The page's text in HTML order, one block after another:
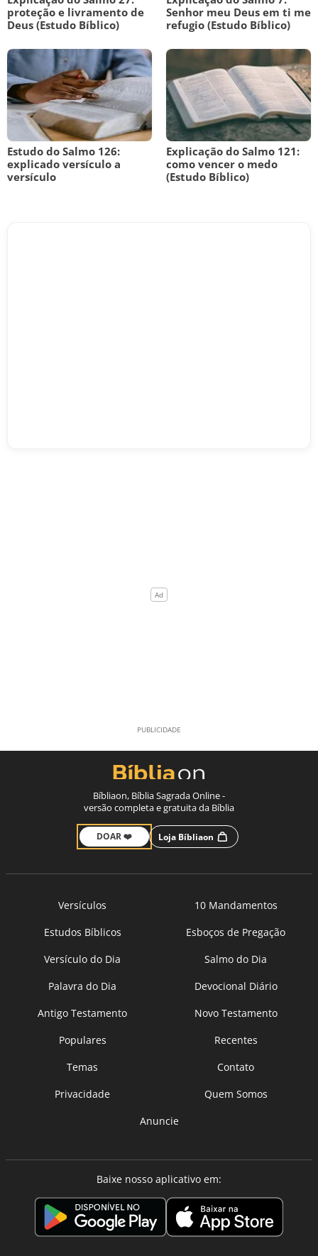
proteção e livramento de
Deus (Estudo Bíblico)
Senhor meu Deus em ti me
refugio (Estudo Bíblico)
Estudo do Salmo 126:
explicado versículo a
versículo
Explicação do Salmo 121:
como vencer o medo
(Estudo Bíblico)
Bíbliaon, Bíblia Sagrada Online -
versão completa e gratuita da Bíblia
DOAR ❤️ Loja Bíbliaon
Versículos
10 Mandamentos
Estudos Bíblicos
Esboços de Pregação
Versículo do Dia
Salmo do Dia
Palavra do Dia
Devocional Diário
Antigo Testamento
Novo Testamento
Populares
Recentes
Temas
Contato
Privacidade
Quem Somos
Anuncie
Baixe nosso aplicativo em: